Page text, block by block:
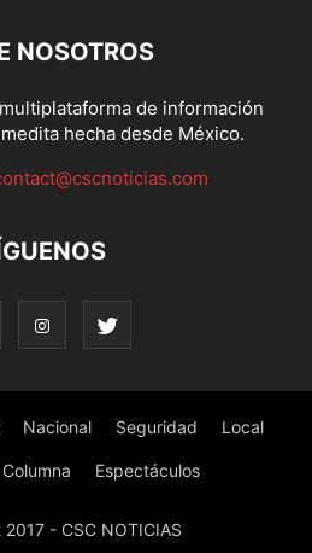
NOSOTROS
de información
hecha desde México.
Nacional Seguridad Local
Columna Espectáculos
- CSC NOTICIAS